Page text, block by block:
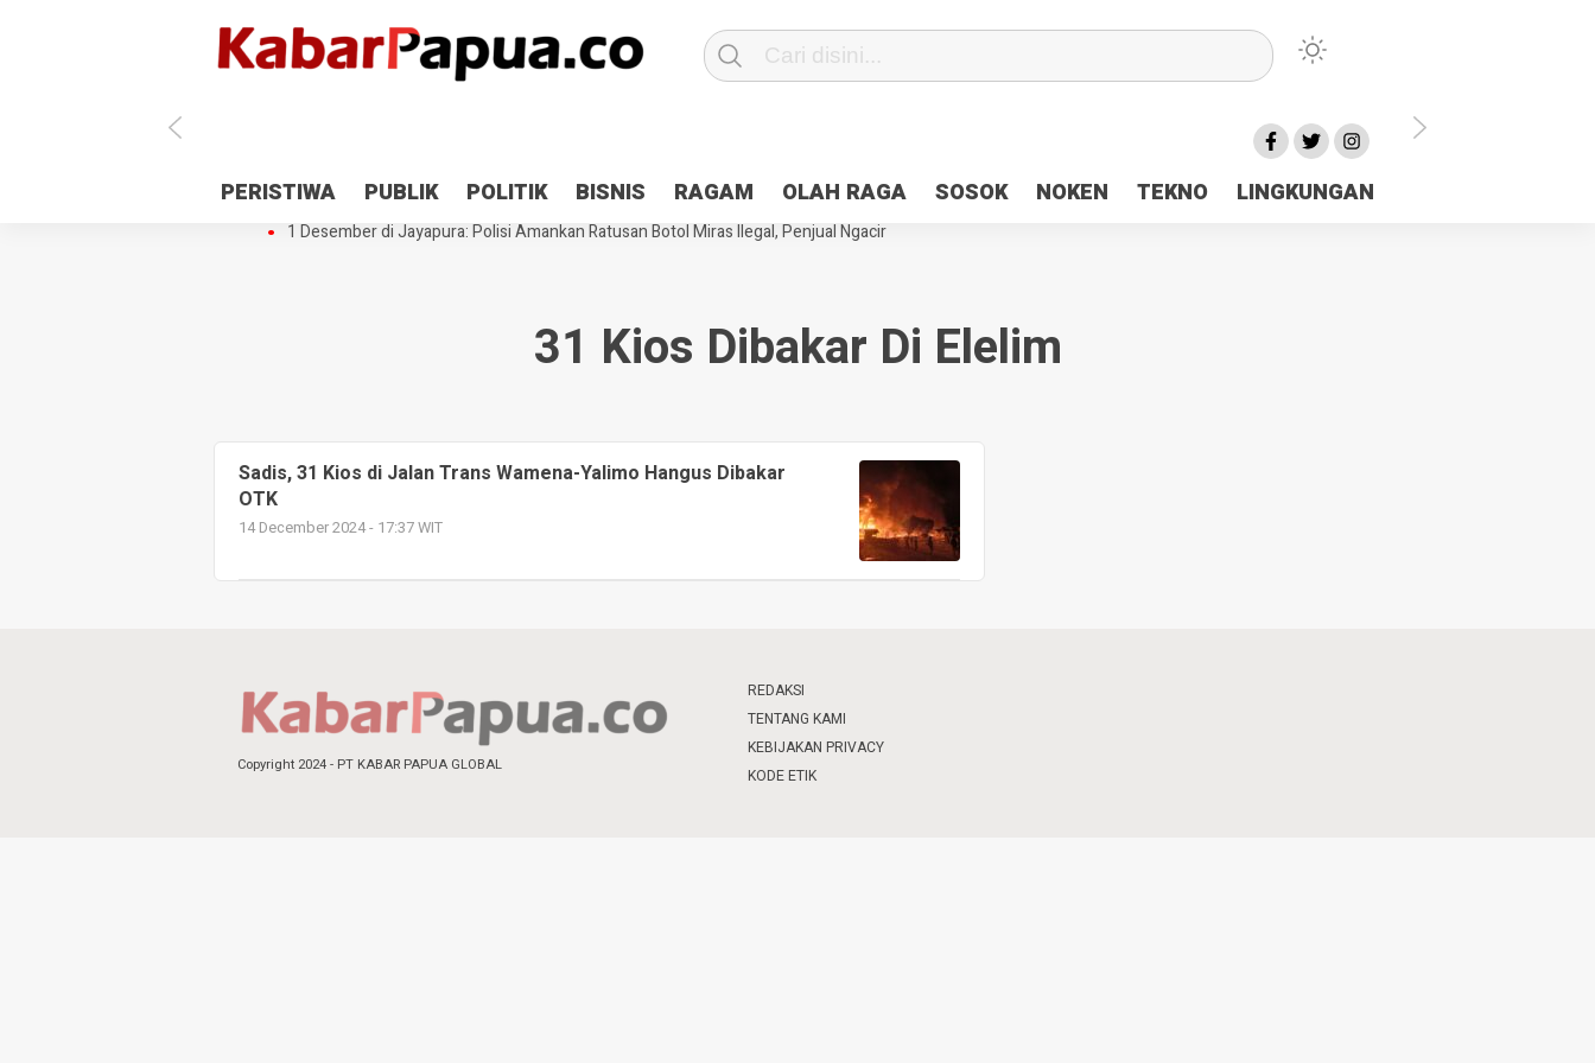
PERISTIWA PUBLIK POLITIK BISNIS RAGAM OLAH RAGA SOSOK NOKEN TEKNO LINGKUNGAN
Antisipasi 1 Desember, TNI Polri Patroli 2×24 jam di Kota Jayapura
Pesan Sejuk Polri di Deklarasi Pemilu Ceria Tanah Papua
Gedung Perpustakaan SMPN 5 Sentani Terbakar
Hibah Pilkada Jayapura Cair 10 Persen, Deposit Kas Daerah Rp23 Miliar Disorot
1 Desember di Jayapura: Polisi Amankan Ratusan Botol Miras Ilegal, Penjual Ngacir
31 Kios Dibakar Di Elelim
Sadis, 31 Kios di Jalan Trans Wamena-Yalimo Hangus Dibakar
OTK
14 December 2024 - 17:37 WIT
Copyright 2024 - PT KABAR PAPUA GLOBAL
REDAKSI
TENTANG KAMI
KEBIJAKAN PRIVACY
KODE ETIK